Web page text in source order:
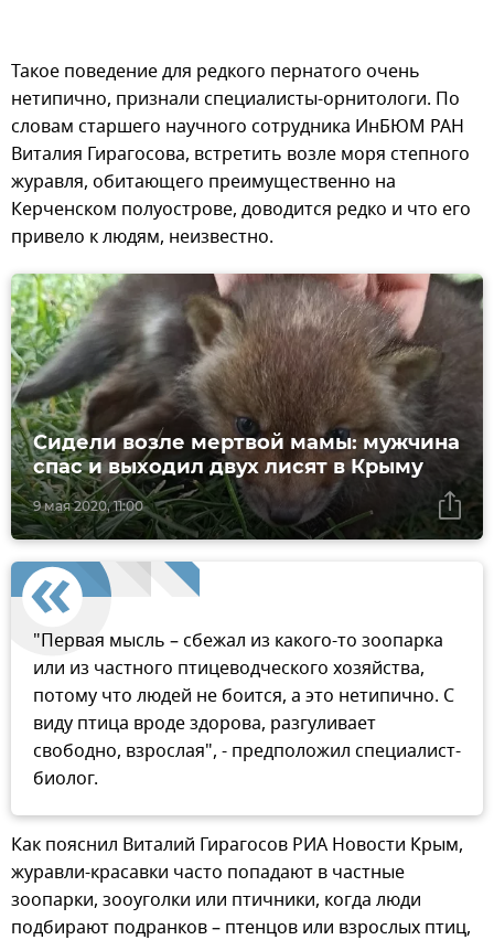
Такое поведение для редкого пернатого очень
нетипично, признали специалисты-орнитологи. По
словам старшего научного сотрудника ИнБЮМ РАН
Виталия Гирагосова, встретить возле моря степного
журавля, обитающего преимущественно на
Керченском полуострове, доводится редко и что его
привело к людям, неизвестно.
9 мая 2020, 11:00
Сидели возле мертвой мамы: мужчина
спас и выходил двух лисят в Крыму
"Первая мысль – сбежал из какого-то зоопарка
или из частного птицеводческого хозяйства,
потому что людей не боится, а это нетипично. С
виду птица вроде здорова, разгуливает
свободно, взрослая", - предположил специалист-
биолог.
Как пояснил Виталий Гирагосов РИА Новости Крым,
журавли-красавки часто попадают в частные
зоопарки, зооуголки или птичники, когда люди
подбирают подранков – птенцов или взрослых птиц,